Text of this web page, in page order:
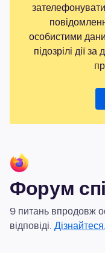
особистими
підозрілі дії
Форум
9 питань впродовж
відповіді.